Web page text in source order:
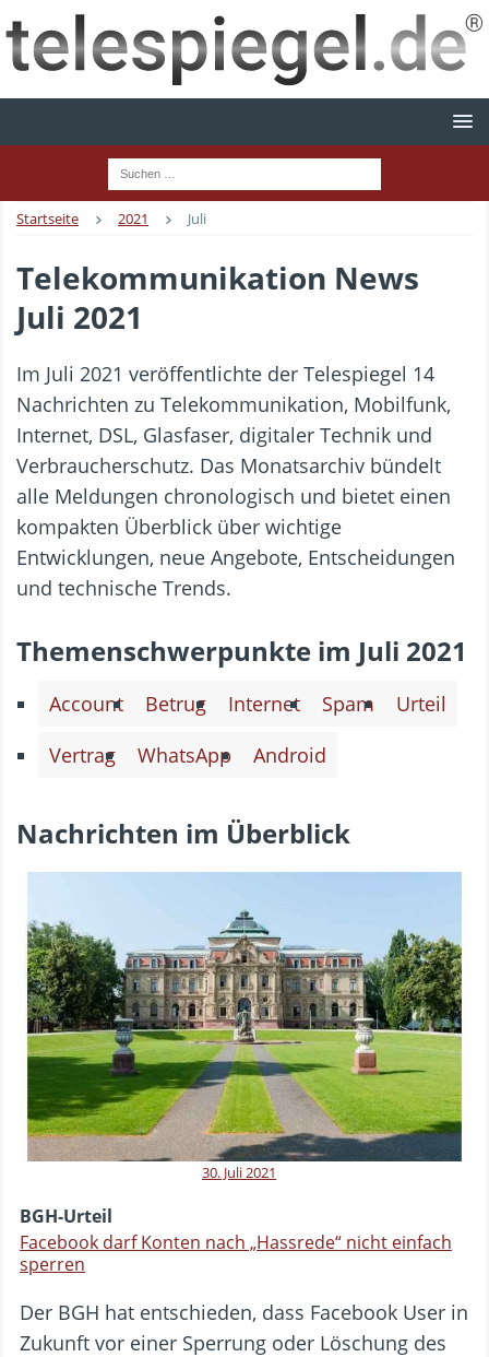
Startseite 2021 Juli
Telekommunikation News
Juli 2021
Im Juli 2021 veröffentlichte der Telespiegel 14
Nachrichten zu Telekommunikation, Mobilfunk,
Internet, DSL, Glasfaser, digitaler Technik und
Verbraucherschutz. Das Monatsarchiv bündelt
alle Meldungen chronologisch und bietet einen
kompakten Überblick über wichtige
Entwicklungen, neue Angebote, Entscheidungen
und technische Trends.
Themenschwerpunkte im Juli 2021
Account Betrug Internet Spam
Urteil
Vertrag
WhatsApp Android
Nachrichten im Überblick
30. Juli 2021
BGH-Urteil
Facebook darf Konten nach „Hassrede“ nicht einfach
sperren
Der BGH hat entschieden, dass Facebook User in
Zukunft vor einer Sperrung oder Löschung des